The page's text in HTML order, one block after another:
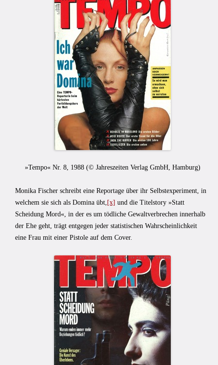
»Tempo« Nr. 8, 1988 (© Jahreszeiten Verlag GmbH, Hamburg)
Monika Fischer schreibt eine Reportage über ihr Selbstexperiment, in
welchem sie sich als Domina übt, [x] und die Titelstory »Statt
Scheidung Mord«, in der es um tödliche Gewaltverbrechen innerhalb
der Ehe geht, trägt entgegen jeder statistischen Wahrscheinlichkeit
eine Frau mit einer Pistole auf dem Cover.